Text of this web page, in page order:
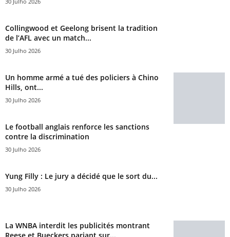
Collingwood et Geelong brisent la tradition
de l’AFL avec un match...
30 Julho 2026
Un homme armé a tué des policiers à Chino
Hills, ont...
30 Julho 2026
Le football anglais renforce les sanctions
contre la discrimination
30 Julho 2026
Yung Filly : Le jury a décidé que le sort du...
30 Julho 2026
La WNBA interdit les publicités montrant